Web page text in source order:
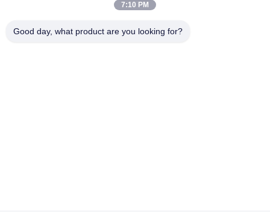
7:10 PM
Good day, what product are you looking for?